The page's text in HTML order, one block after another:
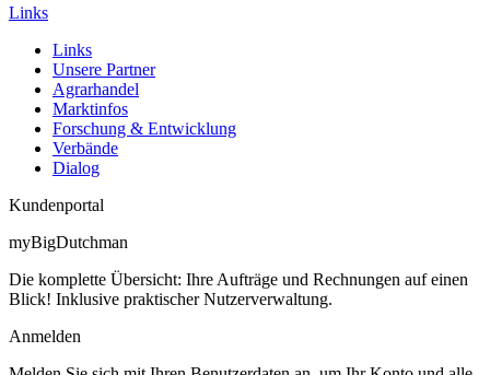
Links
Links
Unsere Partner
Agrarhandel
Marktinfos
Forschung & Entwicklung
Verbände
Dialog
Kundenportal
myBigDutchman
Die komplette Übersicht: Ihre Aufträge und Rechnungen auf einen
Blick! Inklusive praktischer Nutzerverwaltung.
Anmelden